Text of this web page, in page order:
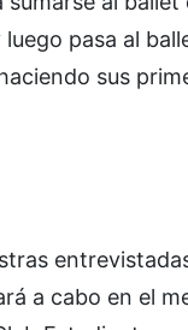
pasa al
sus
a cabo en el